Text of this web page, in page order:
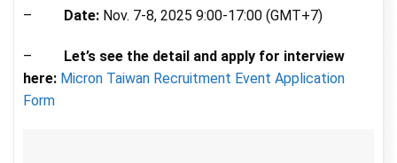
– Date: Nov. 7-8, 2025 9:00-17:00 (GMT+7)
– Let’s see the detail and apply for interview
here: Micron Taiwan Recruitment Event Application
Form